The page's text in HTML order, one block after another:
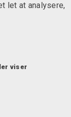
let at analysere,
viser